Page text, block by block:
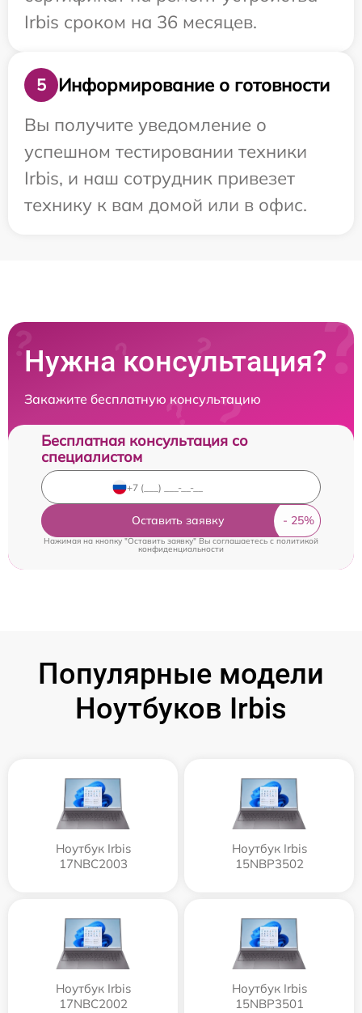
Irbis сроком на 36 месяцев.
5
Информирование о готовности
Вы получите уведомление о
успешном тестировании техники
Irbis, и наш сотрудник привезет
технику к вам домой или в офис.
Нужна консультация?
Закажите бесплатную консультацию
Бесплатная консультация со
специалистом
Оставить заявку
Нажимая на кнопку "Оставить заявку" Вы соглашаетесь c политикой
конфиденциальности
Популярные модели
Ноутбуков Irbis
Ноутбук Irbis
17NBC2003
Ноутбук Irbis
15NBP3502
Ноутбук Irbis
17NBC2002
Ноутбук Irbis
15NBP3501